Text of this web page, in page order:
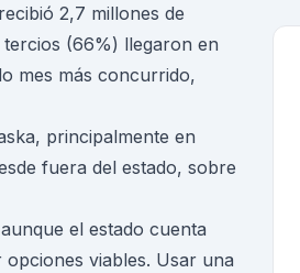
2,7 millones de
(66%) llegaron en
mes más concurrido,
principalmente en
fuera del estado, sobre
el estado cuenta
viables. Usar una